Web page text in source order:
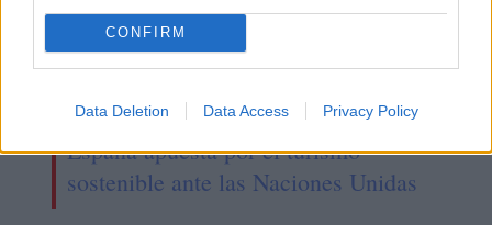
CONFIRM
Data Deletion Data Access Privacy Policy
España apuesta por el turismo
sostenible ante las Naciones Unidas